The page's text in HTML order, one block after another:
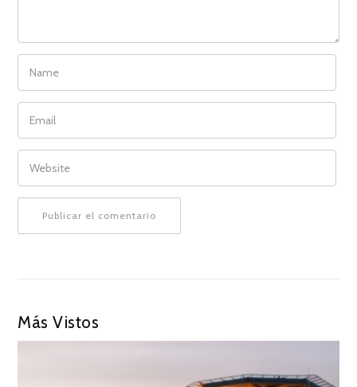
NAME
EMAIL
WEBSITE
Más Vistos